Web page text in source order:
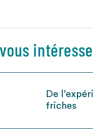
De
friches